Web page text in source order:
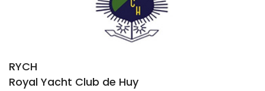
RYCH
Royal Yacht Club de Huy